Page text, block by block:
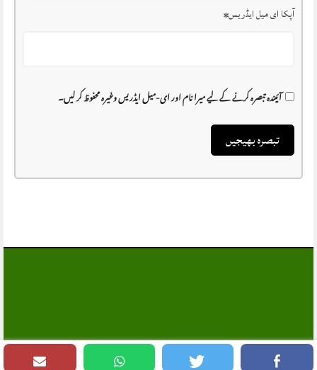
آپکا ای میل ایڈریس*
آئیندہ تبصرہ کرنے کے لیے میرا نام اور ای-میل ایڈریس وغیرہ محفوظ کر لیں۔
MANSEHRA.COM , All Rights Reserved®